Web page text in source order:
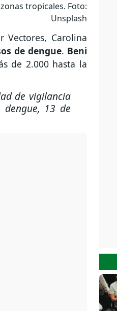
tropicales. Foto:
Unsplash
Vectores, Carolina
de dengue. Beni
de 2.000 hasta la
de vigilancia
13 de